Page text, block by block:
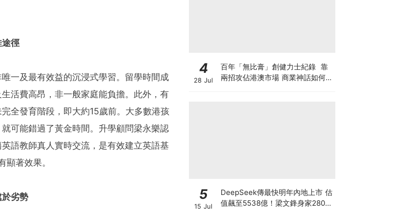
徑
一及最有效益的沉浸式學習。留學時間成
活費高昂，非一般家庭能負擔。此外，有
全發育階段，即大約15歲前。大多數港孩
可能錯過了黃金時間。升學顧問梁永樂認
語教師真人實時交流，是有效建立英語基
著效果。
劣勢
4
28 Jul
百年「無比膏」創健力士紀錄 靠
兩招攻佔港澳市場 商業神話如何面
5
15 Jul
DeepSeek傳最快明年內地上市 估
值飆至5538億！梁文鋒身家2800